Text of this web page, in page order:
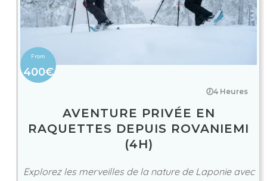
400€
🕖4 Heures
AVENTURE PRIVÉE EN
RAQUETTES DEPUIS ROVANIEMI
(4H)
Explorez les merveilles de la nature de Laponie avec